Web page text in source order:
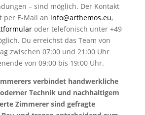
– sind möglich. Der Kontakt
per E-Mail an info@arthemos.eu,
oder telefonisch unter +49
Du erreichst das Team von
zwischen 07:00 und 21:00 Uhr
von 09:00 bis 19:00 Uhr.
verbindet handwerkliche
Technik und nachhaltigem
Zimmerer sind gefragte